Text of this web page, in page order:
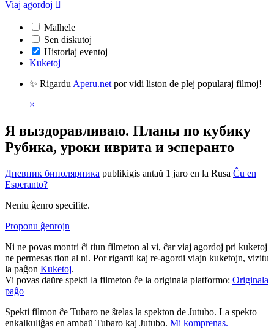
Viaj agordoj 
Malhele
Sen diskutoj
Historiaj eventoj
Kuketoj
✨ Rigardu Aperu.net por vidi liston de plej popularaj filmoj!
×
Я выздоравливаю. Планы по кубику
Рубика, уроки иврита и эсперанто
Дневник биполярника publikigis antaŭ 1 jaro en la Rusa Ĉu en
Esperanto?
Neniu ĝenro specifite.
Proponu ĝenrojn
Ni ne povas montri ĉi tiun filmeton al vi, ĉar viaj agordoj pri kuketoj
ne permesas tion al ni. Por rigardi kaj re-agordi viajn kuketojn, vizitu
la paĝon Kuketoj.
Vi povas daŭre spekti la filmeton ĉe la originala platformo: Originala
paĝo
Spekti filmon ĉe Tubaro ne ŝtelas la spekton de Jutubo. La spekto
enkalkuliĝas en ambaŭ Tubaro kaj Jutubo. Mi komprenas.